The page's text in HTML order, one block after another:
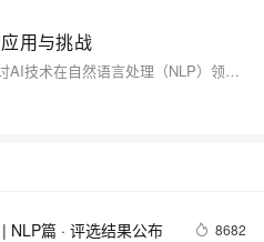
用与挑战
【10月更文挑战第3天】本文将探讨AI技术在自然语言处理（NLP）领域的应用及其面临的挑战。我们将分析NLP的基本原理，介绍AI技术如何推动NLP的发展，并讨论当前的挑战和未来的趋势。通过本文，读者将了解AI技术在NLP中的重要性，以及如何利用这些技术解决实际问题。
NLP篇 · 评选结果公布 8682